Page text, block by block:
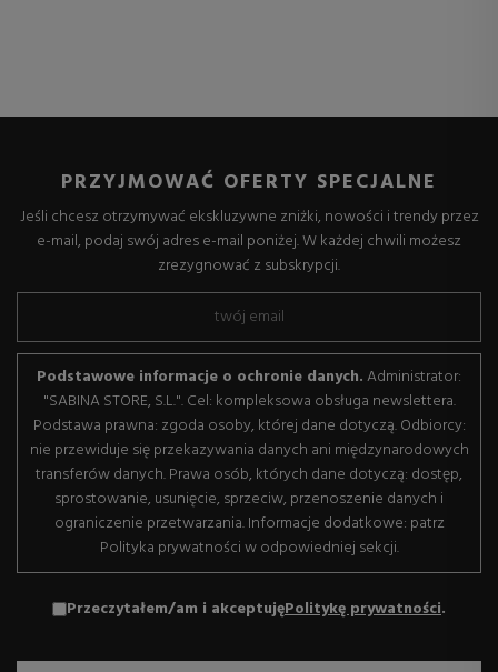
PRZYJMOWAĆ OFERTY SPECJALNE
Jeśli chcesz otrzymywać ekskluzywne zniżki, nowości i trendy przez
e-mail, podaj swój adres e-mail poniżej. W każdej chwili możesz
zrezygnować z subskrypcji.
Podstawowe informacje o ochronie danych.Administrator:
"SABINA STORE, S.L.". Cel: kompleksowa obsługa newslettera.
Podstawa prawna: zgoda osoby, której dane dotyczą. Odbiorcy:
nie przewiduje się przekazywania danych ani międzynarodowych
transferów danych. Prawa osób, których dane dotyczą: dostęp,
sprostowanie, usunięcie, sprzeciw, przenoszenie danych i
ograniczenie przetwarzania. Informacje dodatkowe: patrz
Polityka prywatności w odpowiedniej sekcji.
Przeczytałem/am i akceptujęPolitykę prywatności.